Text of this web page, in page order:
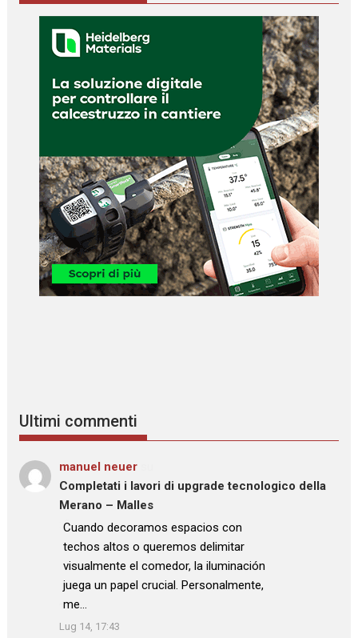
Ultimi commenti
manuel neuer
Completati i lavori di upgrade tecnologico della
Merano – Malles
: “
Cuando decoramos espacios con
techos altos o queremos delimitar
visualmente el comedor, la iluminación
juega un papel crucial. Personalmente,
me…
”
Lug 14, 17:43